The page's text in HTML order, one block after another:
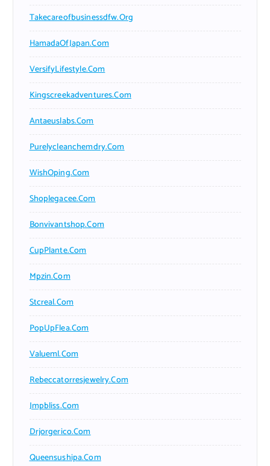
Takecareofbusinessdfw.org
HamadaOfJapan.com
VersifyLifestyle.com
Kingscreekadventures.com
Antaeuslabs.com
Purelycleanchemdry.com
WishOping.com
Shoplegacee.com
Bonvivantshop.com
CupPlante.com
Mpzin.com
Stcreal.com
PopUpFlea.com
Valueml.com
Rebeccatorresjewelry.com
Jmpbliss.com
Drjorgerico.com
Queensushipa.com